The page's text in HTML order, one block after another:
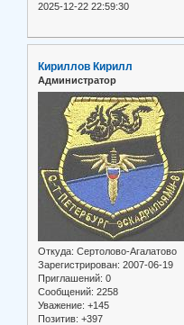
2025-12-22 22:59:30
Кириллов Кирилл
Администратор
Откуда: Сертолово-Агалатово
Зарегистрирован: 2007-06-19
Приглашений: 0
Сообщений: 2258
Уважение: +145
Позитив: +397